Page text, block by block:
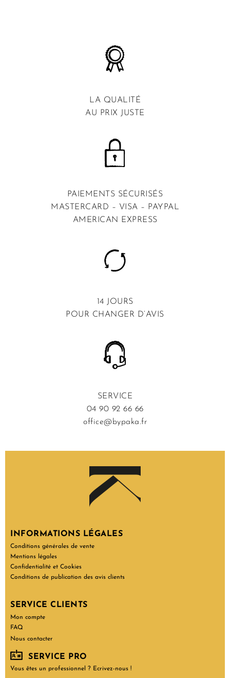
LA QUALITÉ
AU PRIX JUSTE
PAIEMENTS SÉCURISÉS
MASTERCARD – VISA – PAYPAL
AMERICAN EXPRESS
14 JOURS
POUR CHANGER D’AVIS
SERVICE
04 90 92 66 66
office@bypaka.fr
INFORMATIONS LÉGALES
Conditions générales de vente
Mentions légales
Confidentialité et Cookies
Conditions de publication des avis clients
SERVICE CLIENTS
Mon compte
FAQ
Nous contacter
SERVICE PRO
Vous êtes un professionnel ? Ecrivez-nous !